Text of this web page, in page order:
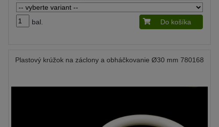
bal. Do košíka
Plastový krúžok na záclony a obháčkovanie Ø30 mm 780168